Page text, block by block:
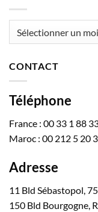
CONTACT
Téléphone
France : 00 33 1 88
Maroc : 00 212 5 20
Adresse
11 Bld Sébastopol,
150 Bld Bourgogne,